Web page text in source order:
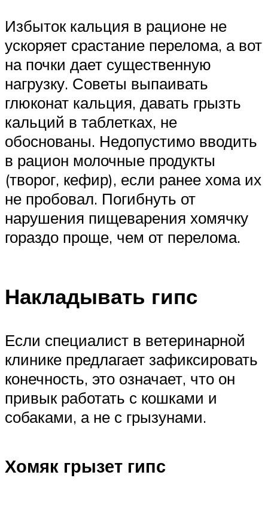
Избыток кальция в рационе не
ускоряет срастание перелома, а вот
на почки дает существенную
нагрузку. Советы выпаивать
глюконат кальция, давать грызть
кальций в таблетках, не
обоснованы. Недопустимо вводить
в рацион молочные продукты
(творог, кефир), если ранее хома их
не пробовал. Погибнуть от
нарушения пищеварения хомячку
гораздо проще, чем от перелома.
Накладывать гипс
Если специалист в ветеринарной
клинике предлагает зафиксировать
конечность, это означает, что он
привык работать с кошками и
собаками, а не с грызунами.
Хомяк грызет гипс